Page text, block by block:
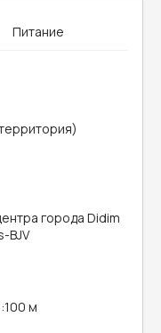
Питание
города Didim
BJV
:100 м